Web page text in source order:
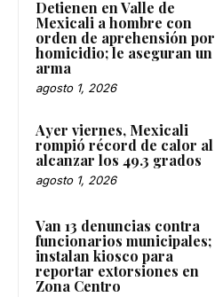
Detienen en Valle de
Mexicali a hombre con
orden de aprehensión por
homicidio; le aseguran un
arma
agosto 1, 2026
Ayer viernes, Mexicali
rompió récord de calor al
alcanzar los 49.3 grados
agosto 1, 2026
Van 13 denuncias contra
funcionarios municipales;
instalan kiosco para
reportar extorsiones en
Zona Centro